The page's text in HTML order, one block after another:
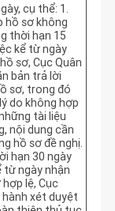
cụ thể: 1.
hồ sơ không
thời hạn 15
kể từ ngày
sơ, Cục Quân
bản trả lời
sơ, trong đó
do không hợp
tài liệu
nội dung cần
hồ sơ đề nghị.
hạn 30 ngày
từ ngày nhận
lệ, Cục
hành xét duyệt